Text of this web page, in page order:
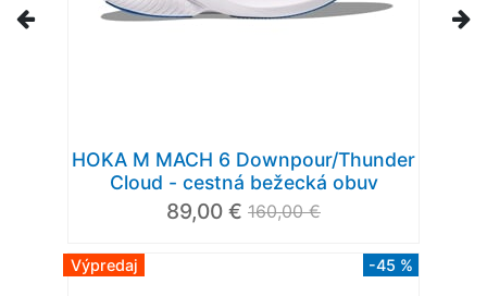
HOKA M MACH 6 Downpour/Thunder
Cloud - cestná bežecká obuv
89,00 € 160,00 €
Výpredaj -45 %